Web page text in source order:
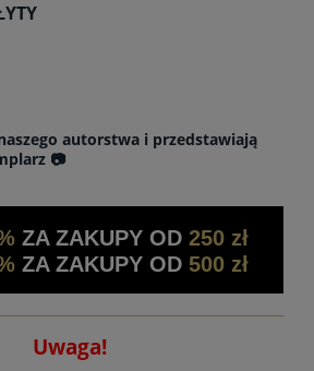
autorstwa i przedstawiają
📷
ZA ZAKUPY OD 250 zł
ZA ZAKUPY OD 500 zł
Uwaga!